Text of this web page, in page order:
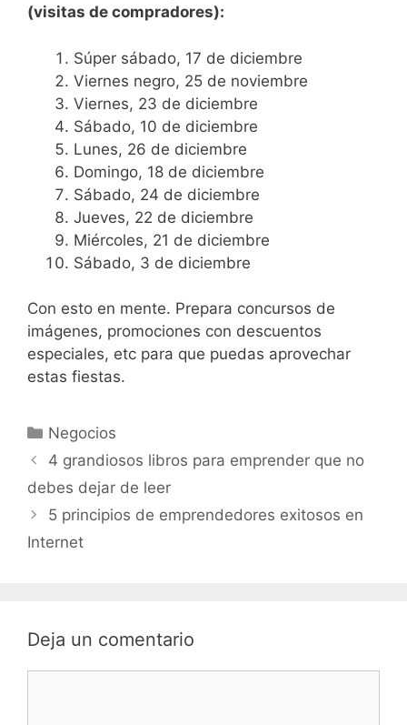
(visitas de compradores):
Súper sábado, 17 de diciembre
Viernes negro, 25 de noviembre
Viernes, 23 de diciembre
Sábado, 10 de diciembre
Lunes, 26 de diciembre
Domingo, 18 de diciembre
Sábado, 24 de diciembre
Jueves, 22 de diciembre
Miércoles, 21 de diciembre
Sábado, 3 de diciembre
Con esto en mente. Prepara concursos de
imágenes, promociones con descuentos
especiales, etc para que puedas aprovechar
estas fiestas.
Negocios
4 grandiosos libros para emprender que no
debes dejar de leer
5 principios de emprendedores exitosos en
Internet
Deja un comentario